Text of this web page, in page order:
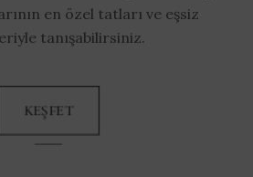
en özel tatları ve eşsiz
tanışabilirsiniz.
KEŞFET